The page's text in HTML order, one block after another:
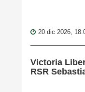
20 dic 2026,
Victoria
RSR